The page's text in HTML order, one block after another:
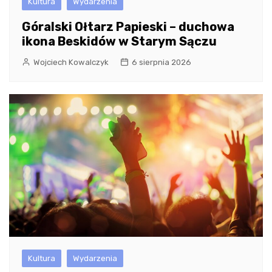
Góralski Ołtarz Papieski – duchowa
ikona Beskidów w Starym Sączu
Wojciech Kowalczyk 6 sierpnia 2026
Kultura Wydarzenia